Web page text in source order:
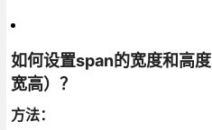
如何设置span的宽度和高
宽高）？
方法：